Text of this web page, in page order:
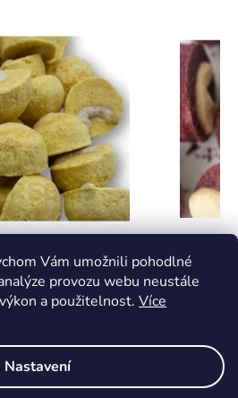
Vám umožnili pohodlné
provozu webu neustále
a použitelnost. Více
Nastavení
Kešu v
DETAIL